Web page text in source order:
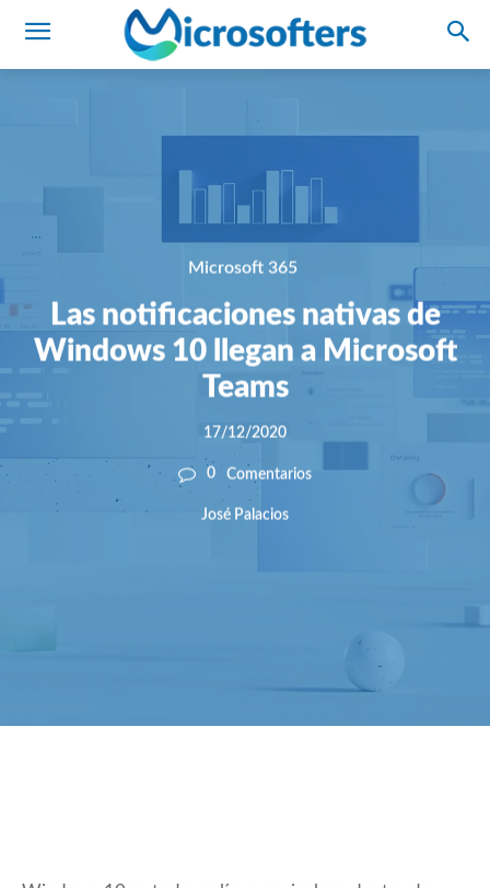
Microsoft 365
Las notificaciones nativas de
Windows 10 llegan a Microsoft
Teams
17/12/2020
0 Comentarios
José Palacios